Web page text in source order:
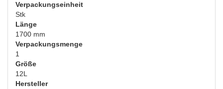
Verpackungseinheit
Stk
Länge
1700 mm
Verpackungsmenge
1
Größe
12L
Hersteller